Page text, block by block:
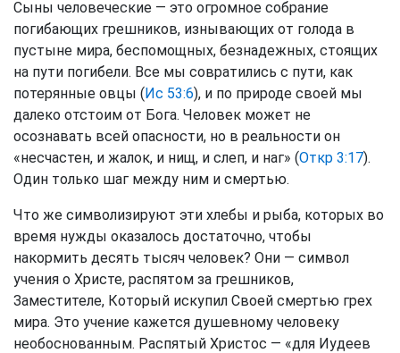
Сыны человеческие — это огромное собрание
погибающих грешников, изнывающих от голода в
пустыне мира, беспомощных, безнадежных, стоящих
на пути погибели. Все мы совратились с пути, как
потерянные овцы (Ис 53:6), и по природе своей мы
далеко отстоим от Бога. Человек может не
осознавать всей опасности, но в реальности он
«несчастен, и жалок, и нищ, и слеп, и наг» (Откр 3:17).
Один только шаг между ним и смертью.
Что же символизируют эти хлебы и рыба, которых во
время нужды оказалось достаточно, чтобы
накормить десять тысяч человек? Они — символ
учения о Христе, распятом за грешников,
Заместителе, Который искупил Своей смертью грех
мира. Это учение кажется душевному человеку
необоснованным. Распятый Христос — «для Иудеев